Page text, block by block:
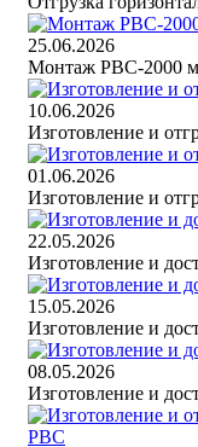
25.06.2026
Монтаж РВС-2000
10.06.2026
Изготовление и
01.06.2026
Изготовление и
22.05.2026
Изготовление и
15.05.2026
Изготовление и
08.05.2026
Изготовление и